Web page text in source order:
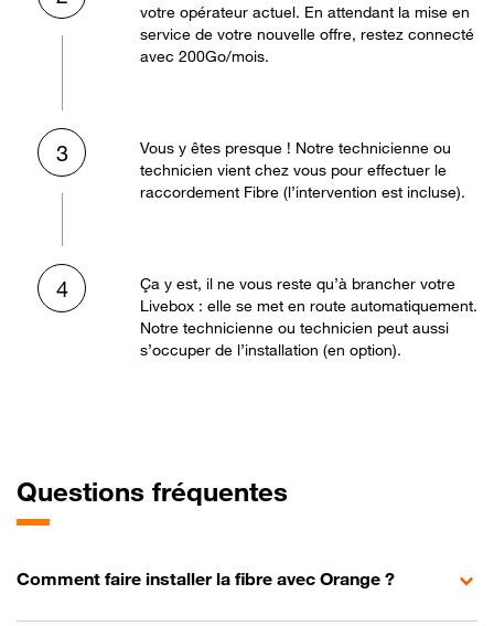
votre opérateur actuel. En attendant la mise en
service de votre nouvelle offre, restez connecté
avec 200Go/mois.
3
Vous y êtes presque ! Notre technicienne ou
technicien vient chez vous pour effectuer le
raccordement Fibre (l’intervention est incluse).
4
Ça y est, il ne vous reste qu’à brancher votre
Livebox : elle se met en route automatiquement.
Notre technicienne ou technicien peut aussi
s’occuper de l’installation (en option).
Questions fréquentes
Comment faire installer la fibre avec Orange ?